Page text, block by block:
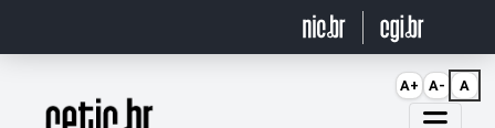
Página inicial
A+ A- A